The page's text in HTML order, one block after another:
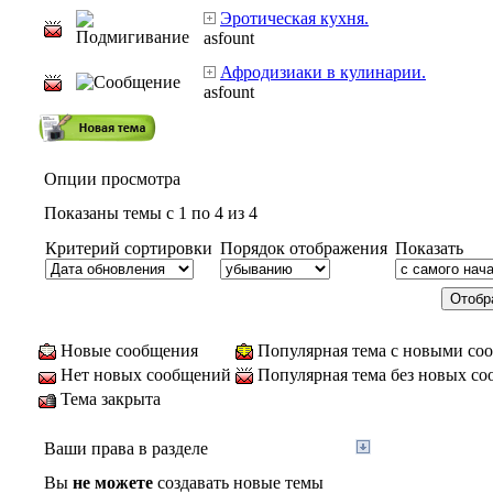
Эротическая кухня.
asfount
Афродизиаки в кулинарии.
asfount
Опции просмотра
Показаны темы с 1 по 4 из 4
Критерий сортировки Порядок отображения Показать
Новые сообщения
Популярная тема с новыми
Нет новых сообщений
Популярная тема без новых
Тема закрыта
Ваши права в разделе
Вы не можете создавать новые темы